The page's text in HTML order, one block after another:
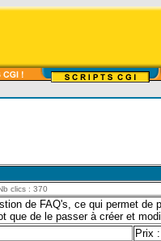
clics : 370
de FAQ's, ce qui permet de
que de le passer à créer et
Prix